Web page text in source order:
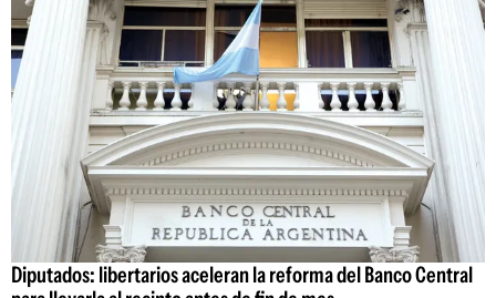
Diputados: libertarios aceleran la reforma del Banco Central